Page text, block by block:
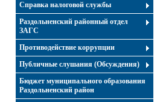
Справка налоговой службы
Раздольненский районный отдел
ЗАГС
Противодействие коррупции
Публичные слушания (Обсуждения)
Бюджет муниципального образования
Раздольненский район